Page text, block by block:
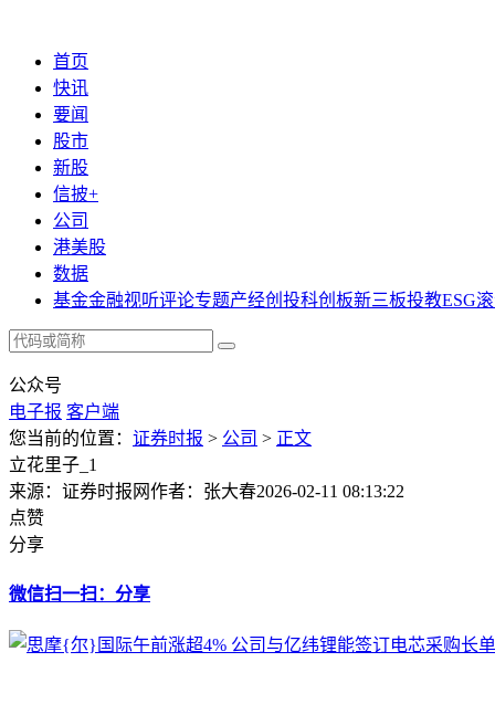
首页
快讯
要闻
股市
新股
信披+
公司
港美股
数据
基金金融视听评论专题产经创投科创板新三板投教ESG
公众号
电子报 客户端
您当前的位置： 证券时报 > 公司 > 正文
立花里子_1
来源：证券时报网作者：张大春2026-02-11 08:13:22
点赞
分享
微信扫一扫：分享